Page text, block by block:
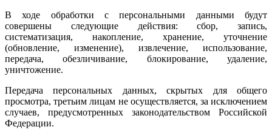
В ходе обработки с персональными данными будут
совершены следующие действия: сбор, запись,
систематизация, накопление, хранение, уточнение
(обновление, изменение), извлечение, использование,
передача, обезличивание, блокирование, удаление,
уничтожение.
Передача персональных данных, скрытых для общего
просмотра, третьим лицам не осуществляется, за исключением
случаев, предусмотренных законодательством Российской
Федерации.